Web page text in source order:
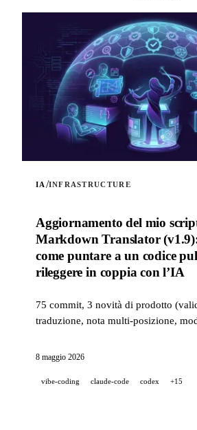
IA /INFRASTRUCTURE
Aggiornamento del mio
Markdown Translator
come puntare a un codice
rileggere in coppia con l’IA
75 commit, 3 novità di prodotto
traduzione, nota multi-posizione,
test, revisione PR assistita dall’IA)
in pair-IA.
8 maggio 2026
vibe-coding claude-code codex +15